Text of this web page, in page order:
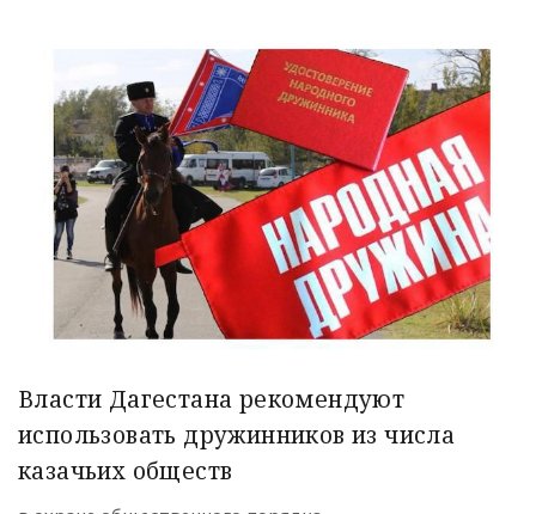
Власти Дагестана рекомендуют
использовать дружинников из числа
казачьих обществ